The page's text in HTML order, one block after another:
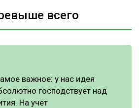
всего
важное: у нас идея
господствует над
На учёт